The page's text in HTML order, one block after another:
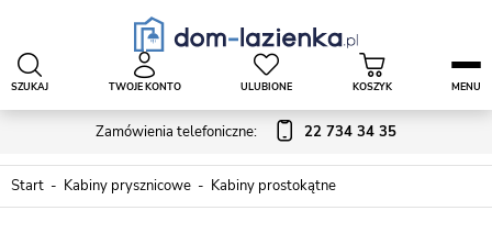
Zamówienia telefoniczne: 22 734 34 35
SZUKAJ TWOJE KONTO ULUBIONE KOSZYK MENU
Start Kabiny prysznicowe Kabiny prostokątne